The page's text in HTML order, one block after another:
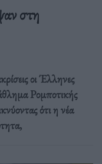
στη
οι Έλληνες
Ρομποτικής
ότι η νέα